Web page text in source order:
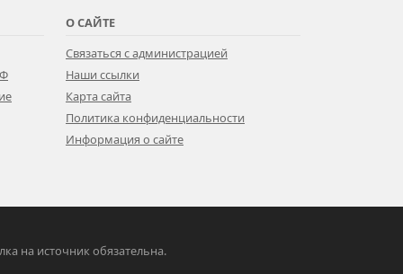
О САЙТЕ
Связаться с администрацией
Наши ссылки
Карта сайта
Политика конфиденциальности
Информация о сайте
на источник обязательна.